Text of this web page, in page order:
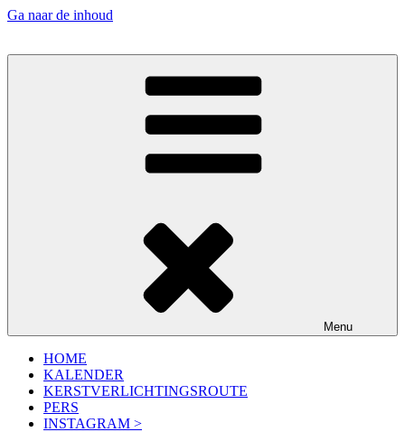
Ga naar de inhoud
Menu
HOME
KALENDER
KERSTVERLICHTINGSROUTE
PERS
INSTAGRAM >